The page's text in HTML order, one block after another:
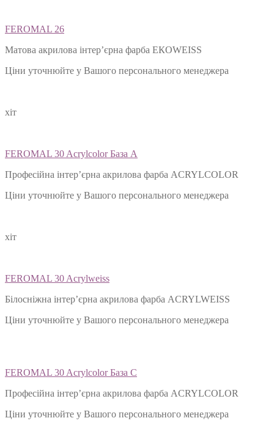
FEROMAL 26
Матова акрилова інтер’єрна фарба ЕКОWEISS
Ціни уточнюйте у Вашого персонального менеджера
хіт
FEROMAL 30 Acrylcolor База А
Професійна інтер’єрна акрилова фарба ACRYLCOLOR
Ціни уточнюйте у Вашого персонального менеджера
хіт
FEROMAL 30 Acrylweiss
Білосніжна інтер’єрна акрилова фарба ACRYLWEISS
Ціни уточнюйте у Вашого персонального менеджера
FEROMAL 30 Acrylcolor База С
Професійна інтер’єрна акрилова фарба ACRYLCOLOR
Ціни уточнюйте у Вашого персонального менеджера